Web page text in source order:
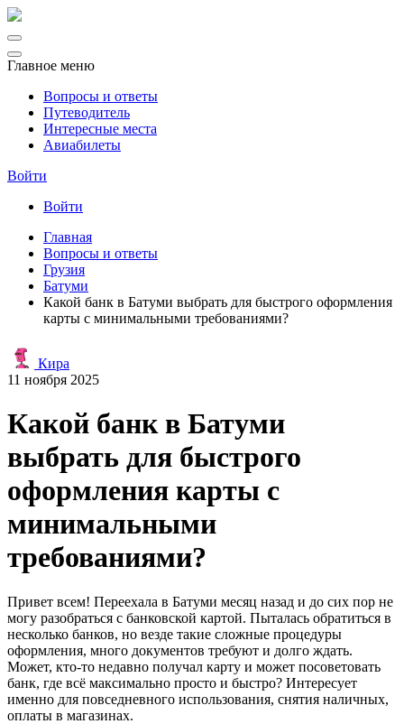
Главное меню
Вопросы и ответы
Путеводитель
Интересные места
Авиабилеты
Войти
Войти
Главная
Вопросы и ответы
Грузия
Батуми
Какой банк в Батуми выбрать для быстрого оформления
карты с минимальными требованиями?
Кира
11 ноября 2025
Какой банк в Батуми
выбрать для быстрого
оформления карты с
минимальными
требованиями?
Привет всем! Переехала в Батуми месяц назад и до сих пор не
могу разобраться с банковской картой. Пыталась обратиться в
несколько банков, но везде такие сложные процедуры
оформления, много документов требуют и долго ждать.
Может, кто-то недавно получал карту и может посоветовать
банк, где всё максимально просто и быстро? Интересует
именно для повседневного использования, снятия наличных,
оплаты в магазинах.